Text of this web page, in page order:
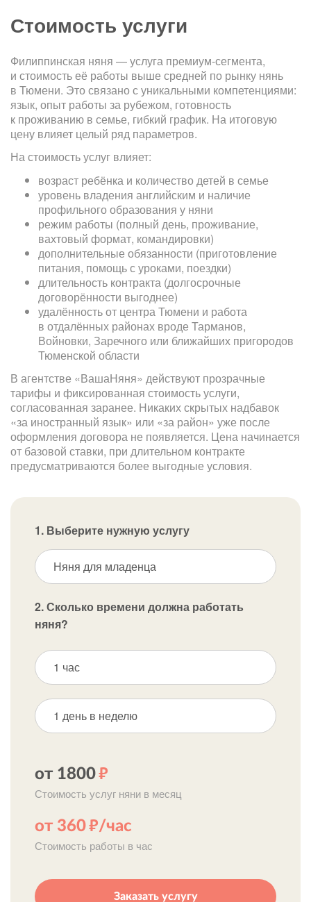
Стоимость услуги
Филиппинская няня — услуга премиум-сегмента,
и стоимость её работы выше средней по рынку нянь
в Тюмени. Это связано с уникальными компетенциями:
язык, опыт работы за рубежом, готовность
к проживанию в семье, гибкий график. На итоговую
цену влияет целый ряд параметров.
На стоимость услуг влияет:
возраст ребёнка и количество детей в семье
уровень владения английским и наличие
профильного образования у няни
режим работы (полный день, проживание,
вахтовый формат, командировки)
дополнительные обязанности (приготовление
питания, помощь с уроками, поездки)
длительность контракта (долгосрочные
договорённости выгоднее)
удалённость от центра Тюмени и работа
в отдалённых районах вроде Тарманов,
Войновки, Заречного или ближайших пригородов
Тюменской области
В агентстве «ВашаНяня» действуют прозрачные
тарифы и фиксированная стоимость услуги,
согласованная заранее. Никаких скрытых надбавок
«за иностранный язык» или «за район» уже после
оформления договора не появляется. Цена начинается
от базовой ставки, при длительном контракте
предусматриваются более выгодные условия.
1. Выберите нужную услугу
Няня для младенца
2. Сколько времени должна работать
няня?
1 час
1 день в неделю
от 1800 р
Стоимость услуг няни в месяц
от 360 р/час
Стоимость работы в час
Заказать услугу